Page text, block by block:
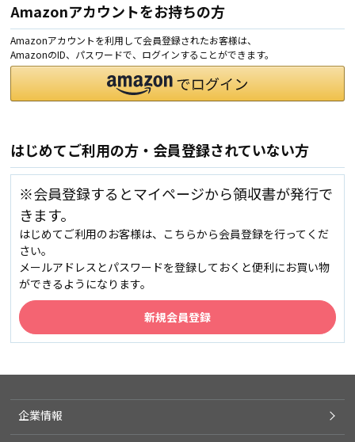
Amazonアカウントをお持ちの方
Amazonアカウントを利用して会員登録されたお客様は、
AmazonのID、パスワードで、ログインすることができます。
はじめてご利用の方・会員登録されていない方
※会員登録するとマイページから領収書が発行で
きます。
はじめてご利用のお客様は、こちらから会員登録を行ってくだ
さい。
メールアドレスとパスワードを登録しておくと便利にお買い物
ができるようになります。
企業情報